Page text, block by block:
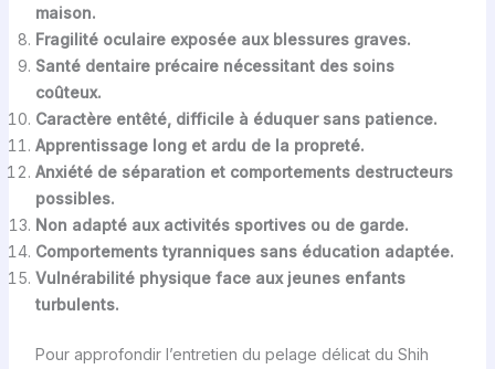
maison.
Fragilité oculaire exposée aux blessures graves.
Santé dentaire précaire nécessitant des soins
coûteux.
Caractère entêté, difficile à éduquer sans patience.
Apprentissage long et ardu de la propreté.
Anxiété de séparation et comportements destructeurs
possibles.
Non adapté aux activités sportives ou de garde.
Comportements tyranniques sans éducation adaptée.
Vulnérabilité physique face aux jeunes enfants
turbulents.
Pour approfondir l’entretien du pelage délicat du Shih